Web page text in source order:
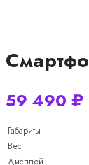
59 490 ₽
Габариты
Вес
Дисплей